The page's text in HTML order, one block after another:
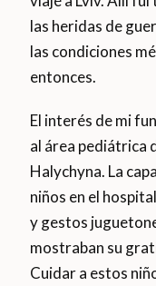
las heridas de
las condiciones
entonces.
El interés de mi
al área pediátrica
Halychyna. La
niños en el
y gestos
mostraban su
Cuidar a estos